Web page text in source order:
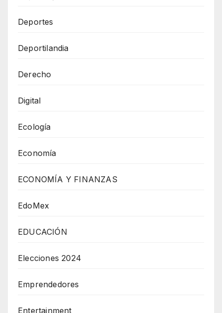
Deportes
Deportilandia
Derecho
Digital
Ecología
Economía
ECONOMÍA Y FINANZAS
EdoMex
EDUCACIÓN
Elecciones 2024
Emprendedores
Entertainment